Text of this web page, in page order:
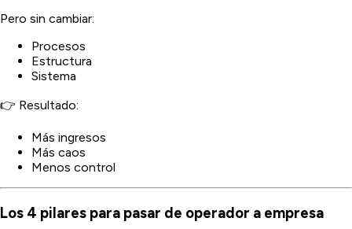
Pero sin cambiar:
Procesos
Estructura
Sistema
👉 Resultado:
Más ingresos
Más caos
Menos control
Los 4 pilares para pasar de operador a empresa